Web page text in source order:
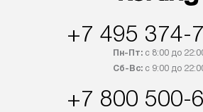
+7 495 374-
Пн-Пт:с 8:00 до
Сб-Вс:с 9:00 до
+7 800 500-